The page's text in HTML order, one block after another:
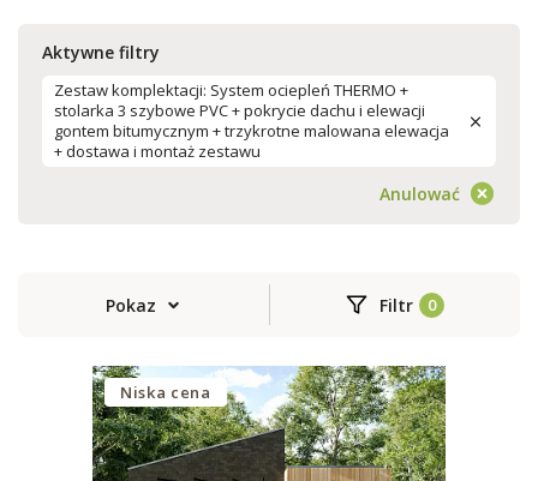
Aktywne filtry
Zestaw komplektacji: System ociepleń THERMO +
stolarka 3 szybowe PVC + pokrycie dachu i elewacji
gontem bitumycznym + trzykrotne malowana elewacja
+ dostawa i montaż zestawu
Anulować
Pokaz Filtr
Niska cena